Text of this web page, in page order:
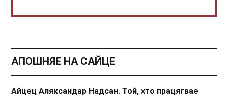
АПОШНЯЕ НА САЙЦЕ
Айцец Аляксандар Надсан. Той, хто працягвае